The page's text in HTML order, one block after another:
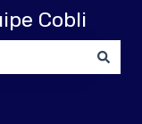
Cobli